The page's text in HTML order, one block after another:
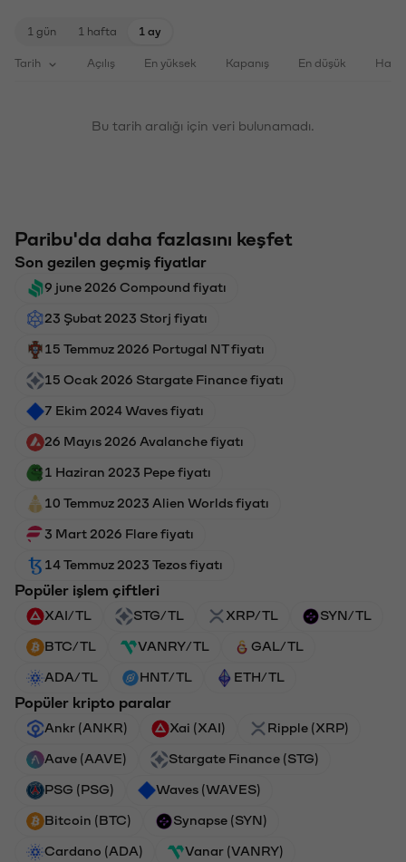
1 gün 1 hafta 1 ay
Tarih Açılış En yüksek Kapanış En düşük
Bu tarih aralığı için veri bulunamadı.
Paribu'da daha fazlasını keşfet
Son gezilen geçmiş fiyatlar
9 june 2026 Compound fiyatı
23 Şubat 2023 Storj fiyatı
15 Temmuz 2026 Portugal NT fiyatı
15 Ocak 2026 Stargate Finance fiyatı
7 Ekim 2024 Waves fiyatı
26 Mayıs 2026 Avalanche fiyatı
1 Haziran 2023 Pepe fiyatı
10 Temmuz 2023 Alien Worlds fiyatı
3 Mart 2026 Flare fiyatı
14 Temmuz 2023 Tezos fiyatı
Popüler işlem çiftleri
XAI/TL STG/TL XRP/TL SYN/TL
BTC/TL VANRY/TL GAL/TL
ADA/TL HNT/TL ETH/TL
Popüler kripto paralar
Ankr (ANKR) Xai (XAI) Ripple (XRP)
Aave (AAVE) Stargate Finance (STG)
PSG (PSG) Waves (WAVES)
Bitcoin (BTC) Synapse (SYN)
Cardano (ADA) Vanar (VANRY)